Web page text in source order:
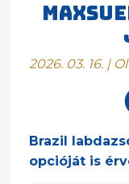
2026. 03. 16. |
Brazil
opcióját is